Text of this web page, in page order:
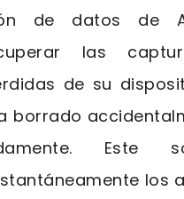
de datos de
las
de su
borrado
Este
los